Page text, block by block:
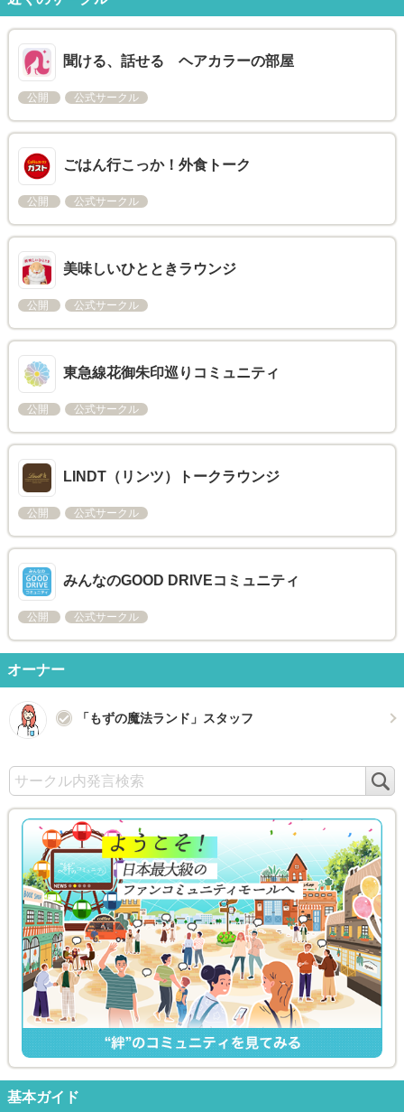
聞ける、話せる ヘアカラーの部屋
公開 公式サークル
ごはん行こっか！外食トーク
公開 公式サークル
美味しいひとときラウンジ
公開 公式サークル
東急線花御朱印巡りコミュニティ
公開 公式サークル
LINDT（リンツ）トークラウンジ
公開 公式サークル
みんなのGOOD DRIVEコミュニティ
公開 公式サークル
オーナー
「もずの魔法ランド」スタッフ
基本ガイド